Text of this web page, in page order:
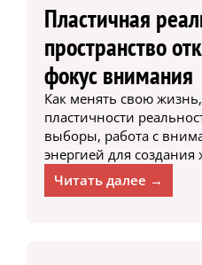
Пластичная
пространство
фокус внимания
Как менять свою
пластичности
выборы, работа с
энергией для
Читать далее →